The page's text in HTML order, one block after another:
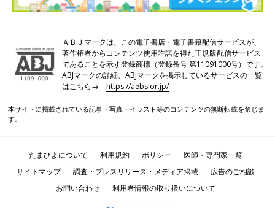
最新の不妊治療がめざしているのは「安全」と「心のケ
ＡＢＪマークは、この電子書店・電子書籍配信サービスが、
著作権者からコンテンツ使用許諾を得た正規版配信サービス
であることを示す登録商標（登録番号 第11091000号）です。
ABJマークの詳細、ABJマークを掲示しているサービスの一覧
はこちら→https://aebs.or.jp/
本サイトに掲載されている記事・写真・イラスト等のコンテンツの無断転載を禁じま
す。
たまひよについて 利用規約 ポリシー
医師・専門家一覧
サイトマップ
調査・プレスリリース・メディア掲載
広告のご相談
お問い合わせ
利用者情報の取り扱いについて